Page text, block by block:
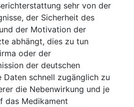
sehr von der
der Sicherheit des
der Motivation der
abhängt, dies zu tun
oder der
der deutschen
schnell zugänglich zu
die Nebenwirkung und je
das Medikament